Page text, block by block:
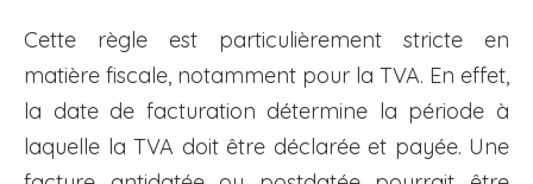
Cette règle est particulièrement stricte en
matière fiscale, notamment pour la TVA. En effet,
la date de facturation détermine la période à
laquelle la TVA doit être déclarée et payée. Une